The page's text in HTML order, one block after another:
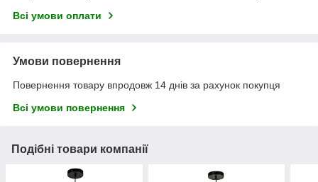
Всі умови оплати
Умови повернення
Повернення товару впродовж 14 днів за рахунок покупця
Всі умови повернення
Подібні товари компанії